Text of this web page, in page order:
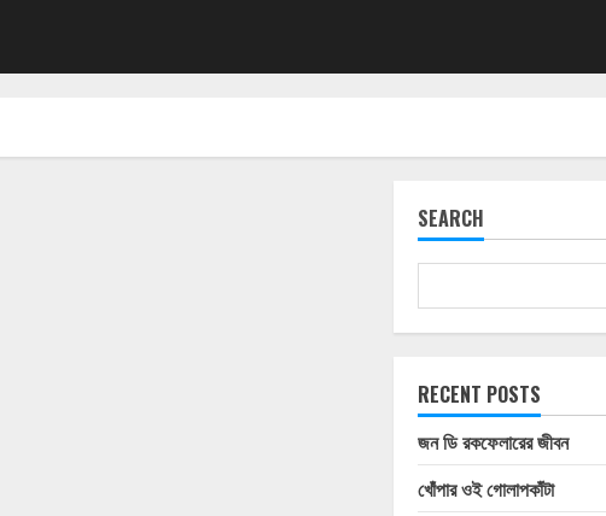
SEARCH
RECENT POSTS
জন ডি রকফেলারের জীবন
খোঁপার ওই গোলাপকাঁটা